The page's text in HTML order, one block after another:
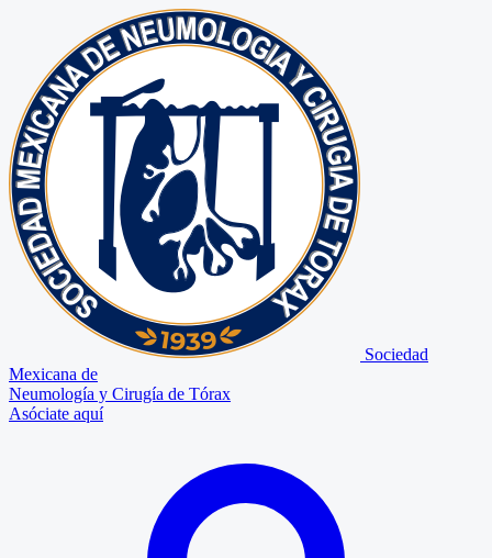
Sociedad
Mexicana de
Neumología y Cirugía de Tórax
Asóciate aquí